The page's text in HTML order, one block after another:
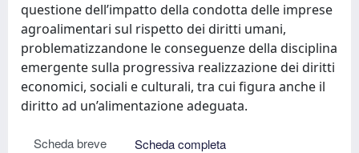
questione dell’impatto della condotta delle imprese
agroalimentari sul rispetto dei diritti umani,
problematizzandone le conseguenze della disciplina
emergente sulla progressiva realizzazione dei diritti
economici, sociali e culturali, tra cui figura anche il
diritto ad un’alimentazione adeguata.
Scheda breve
Scheda completa